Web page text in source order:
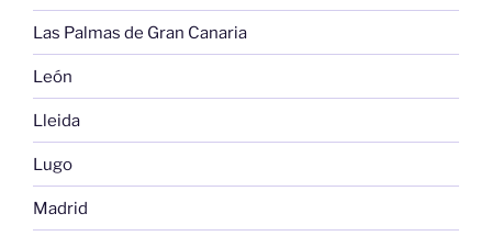
Las Palmas de Gran Canaria
León
Lleida
Lugo
Madrid